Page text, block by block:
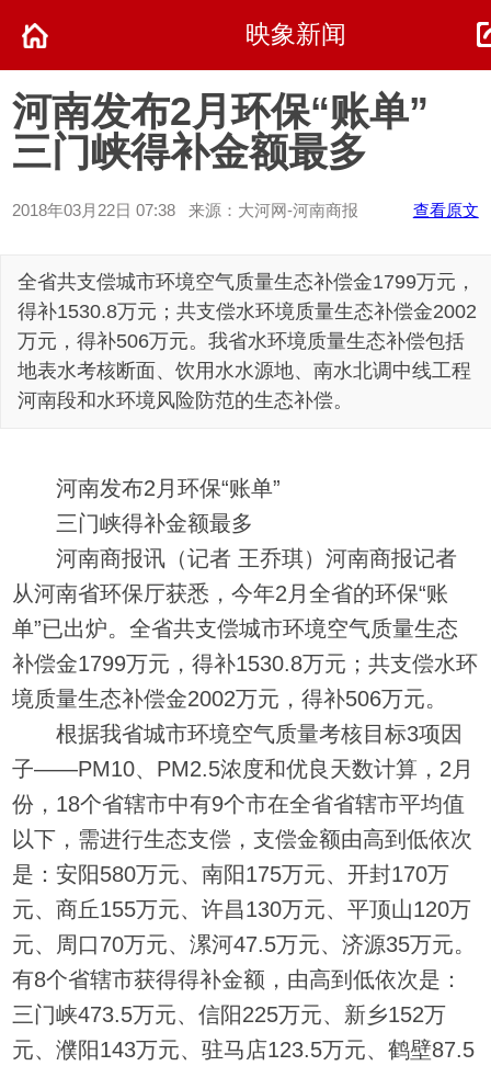
映象新闻
河南发布2月环保“账单”
三门峡得补金额最多
2018年03月22日 07:38 来源：大河网-河南商报 查看原文
全省共支偿城市环境空气质量生态补偿金1799万元，
得补1530.8万元；共支偿水环境质量生态补偿金2002
万元，得补506万元。我省水环境质量生态补偿包括
地表水考核断面、饮用水水源地、南水北调中线工程
河南段和水环境风险防范的生态补偿。
河南发布2月环保“账单”
三门峡得补金额最多
河南商报讯（记者 王乔琪）河南商报记者
从河南省环保厅获悉，今年2月全省的环保“账
单”已出炉。全省共支偿城市环境空气质量生态
补偿金1799万元，得补1530.8万元；共支偿水环
境质量生态补偿金2002万元，得补506万元。
根据我省城市环境空气质量考核目标3项因
子——PM10、PM2.5浓度和优良天数计算，2月
份，18个省辖市中有9个市在全省省辖市平均值
以下，需进行生态支偿，支偿金额由高到低依次
是：安阳580万元、南阳175万元、开封170万
元、商丘155万元、许昌130万元、平顶山120万
元、周口70万元、漯河47.5万元、济源35万元。
有8个省辖市获得得补金额，由高到低依次是：
三门峡473.5万元、信阳225万元、新乡152万
元、濮阳143万元、驻马店123.5万元、鹤壁87.5